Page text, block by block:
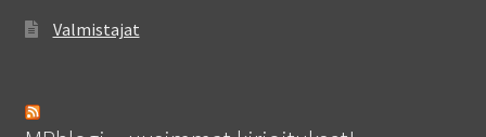
Valmistajat